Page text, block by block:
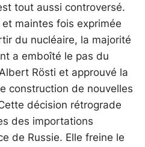
tout aussi controversé.
maintes fois exprimée
du nucléaire, la majorité
a emboîté le pas du
Rösti et approuvé la
construction de nouvelles
décision rétrograde
des importations
de Russie. Elle freine le